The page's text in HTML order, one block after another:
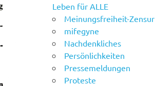
Leben für ALLE
Meinungsfreiheit-Zensur
mifegyne
Nachdenkliches
Persönlichkeiten
Pressemeldungen
Proteste